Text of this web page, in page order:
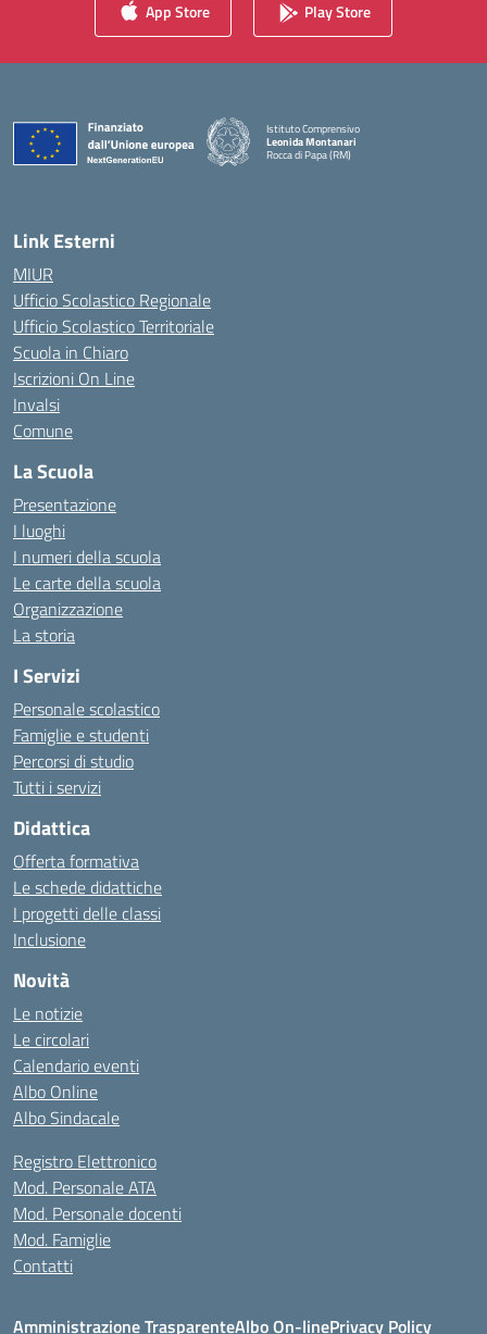
App Store Play Store
Istituto Comprensivo
Leonida Montanari
Rocca di Papa (RM)
— Visita la pagina iniziale della scuola
Link Esterni
MIUR
Ufficio Scolastico Regionale
Ufficio Scolastico Territoriale
Scuola in Chiaro
Iscrizioni On Line
Invalsi
Comune
La Scuola
Presentazione
I luoghi
I numeri della scuola
Le carte della scuola
Organizzazione
La storia
I Servizi
Personale scolastico
Famiglie e studenti
Percorsi di studio
Tutti i servizi
Didattica
Offerta formativa
Le schede didattiche
I progetti delle classi
Inclusione
Novità
Le notizie
Le circolari
Calendario eventi
Albo Online
Albo Sindacale
Registro Elettronico
Mod. Personale ATA
Mod. Personale docenti
Mod. Famiglie
Contatti
Amministrazione TrasparenteAlbo On-linePrivacy Policy